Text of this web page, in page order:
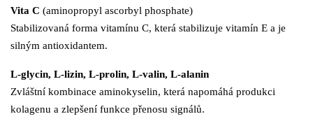
Vita C (aminopropyl ascorbyl phosphate)
Stabilizovaná forma vitamínu C, která stabilizuje vitamín E a je
silným antioxidantem.
L-glycin, L-lizin, L-prolin, L-valin, L-alanin
Zvláštní kombinace aminokyselin, která napomáhá produkci
kolagenu a zlepšení funkce přenosu signálů.